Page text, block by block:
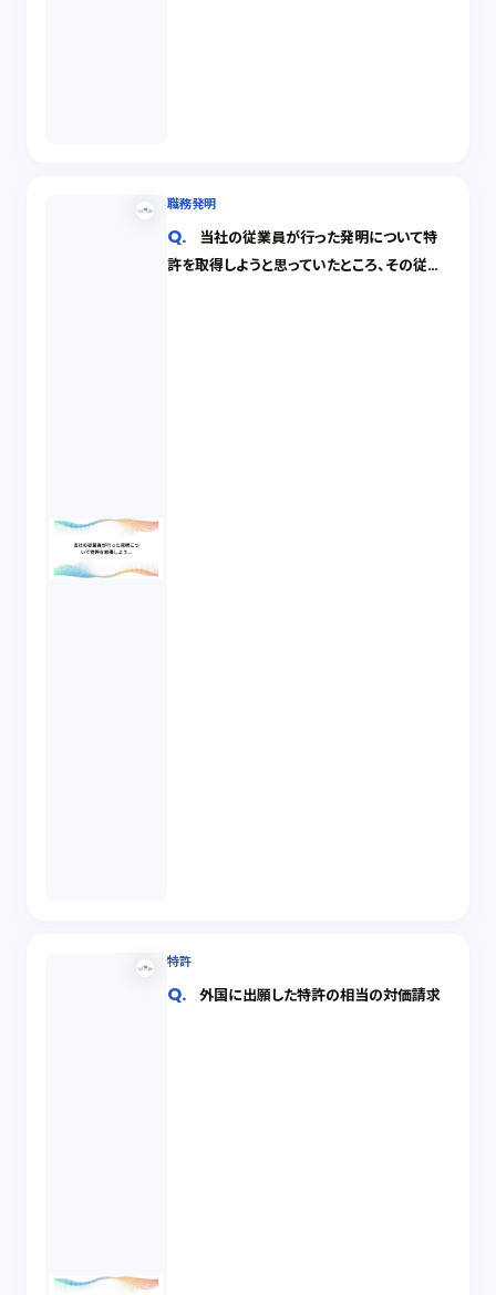
職務発明
当社の従業員が行った発明について特
許を取得しようと思っていたところ、その従業
特許
外国に出願した特許の相当の対価請求